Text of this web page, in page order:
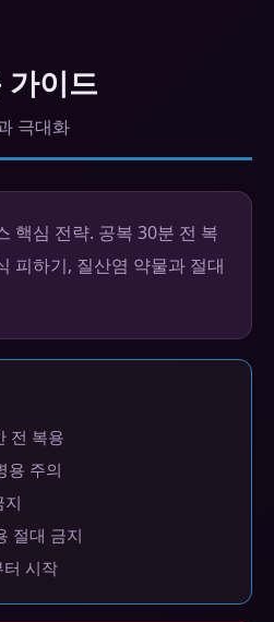
가이드
극대화
핵심 전략. 공복 30분 전 복
피하기, 질산염 약물과 절대
전 복용
용 주의
지
절대 금지
터 시작